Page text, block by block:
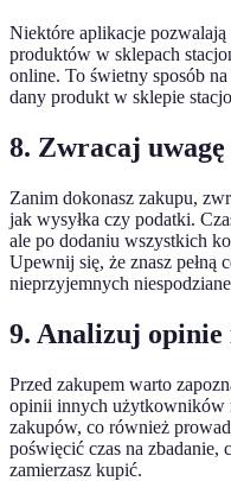
Niektóre aplikacje
produktów w sklepach
online. To świetny sposób
dany produkt w sklepie
8. Zwracaj
Zanim dokonasz zakupu,
jak wysyłka czy podatki.
ale po dodaniu wszystkich
Upewnij się, że znasz pełną
nieprzyjemnych
9. Analizuj opinie
Przed zakupem warto
opinii innych użytkowników
zakupów, co również
poświęcić czas na
zamierzasz kupić.